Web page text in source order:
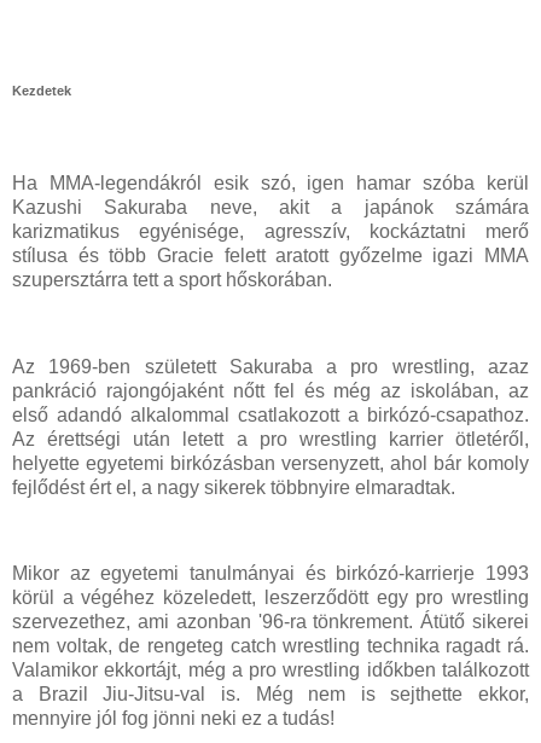
Kezdetek
Ha MMA-legendákról esik szó, igen hamar szóba kerül
Kazushi Sakuraba neve, akit a japánok számára
karizmatikus egyénisége, agresszív, kockáztatni merő
stílusa és több Gracie felett aratott győzelme igazi MMA
szupersztárra tett a sport hőskorában.
Az 1969-ben született Sakuraba a pro wrestling, azaz
pankráció rajongójaként nőtt fel és még az iskolában, az
első adandó alkalommal csatlakozott a birkózó-csapathoz.
Az érettségi után letett a pro wrestling karrier ötletéről,
helyette egyetemi birkózásban versenyzett, ahol bár komoly
fejlődést ért el, a nagy sikerek többnyire elmaradtak.
Mikor az egyetemi tanulmányai és birkózó-karrierje 1993
körül a végéhez közeledett, leszerződött egy pro wrestling
szervezethez, ami azonban '96-ra tönkrement. Átütő sikerei
nem voltak, de rengeteg catch wrestling technika ragadt rá.
Valamikor ekkortájt, még a pro wrestling időkben találkozott
a Brazil Jiu-Jitsu-val is. Még nem is sejthette ekkor,
mennyire jól fog jönni neki ez a tudás!